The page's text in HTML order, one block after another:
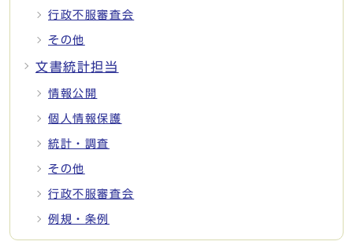
行政不服審査会
その他
文書統計担当
情報公開
個人情報保護
統計・調査
その他
行政不服審査会
例規・条例